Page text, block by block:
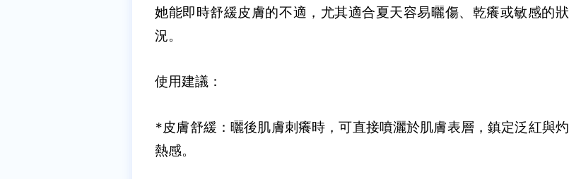
她能即時舒緩皮膚的不適，尤其適合夏天容易曬傷、乾癢或敏感的狀
況。
使用建議：
*皮膚舒緩：曬後肌膚刺癢時，可直接噴灑於肌膚表層，鎮定泛紅與灼
熱感。